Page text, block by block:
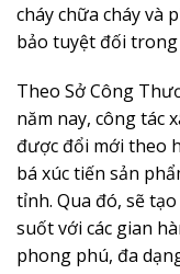
cháy chữa cháy và
bảo tuyệt đối
Theo Sở Công
năm nay, công tác
được đổi mới theo
bá xúc tiến sản
tỉnh. Qua đó, sẽ
suốt với các gian
phong phú, đa